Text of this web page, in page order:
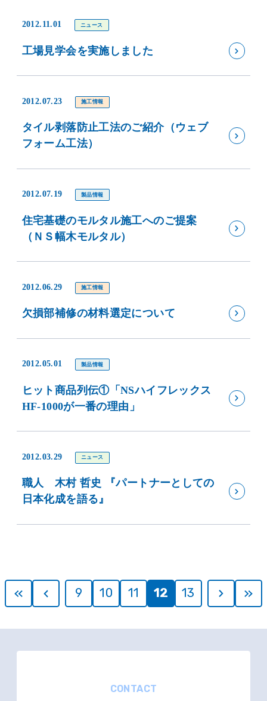
2012.11.01 ニュース
工場見学会を実施しました
2012.07.23 施工情報
タイル剥落防止工法のご紹介（ウェブ
フォーム工法）
2012.07.19 製品情報
住宅基礎のモルタル施工へのご提案
（ＮＳ幅木モルタル）
2012.06.29 施工情報
欠損部補修の材料選定について
2012.05.01 製品情報
ヒット商品列伝①「NSハイフレックス
HF-1000が一番の理由」
2012.03.29 ニュース
職人 木村 哲史 『パートナーとしての
日本化成を語る』
9 10 11 12 13
CONTACT